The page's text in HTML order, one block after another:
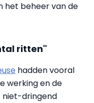
het beheer van de
ritten"
hadden vooral
werking en de
niet-dringend